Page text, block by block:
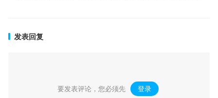
发表回复
要发表评论，您必须先 登录 。